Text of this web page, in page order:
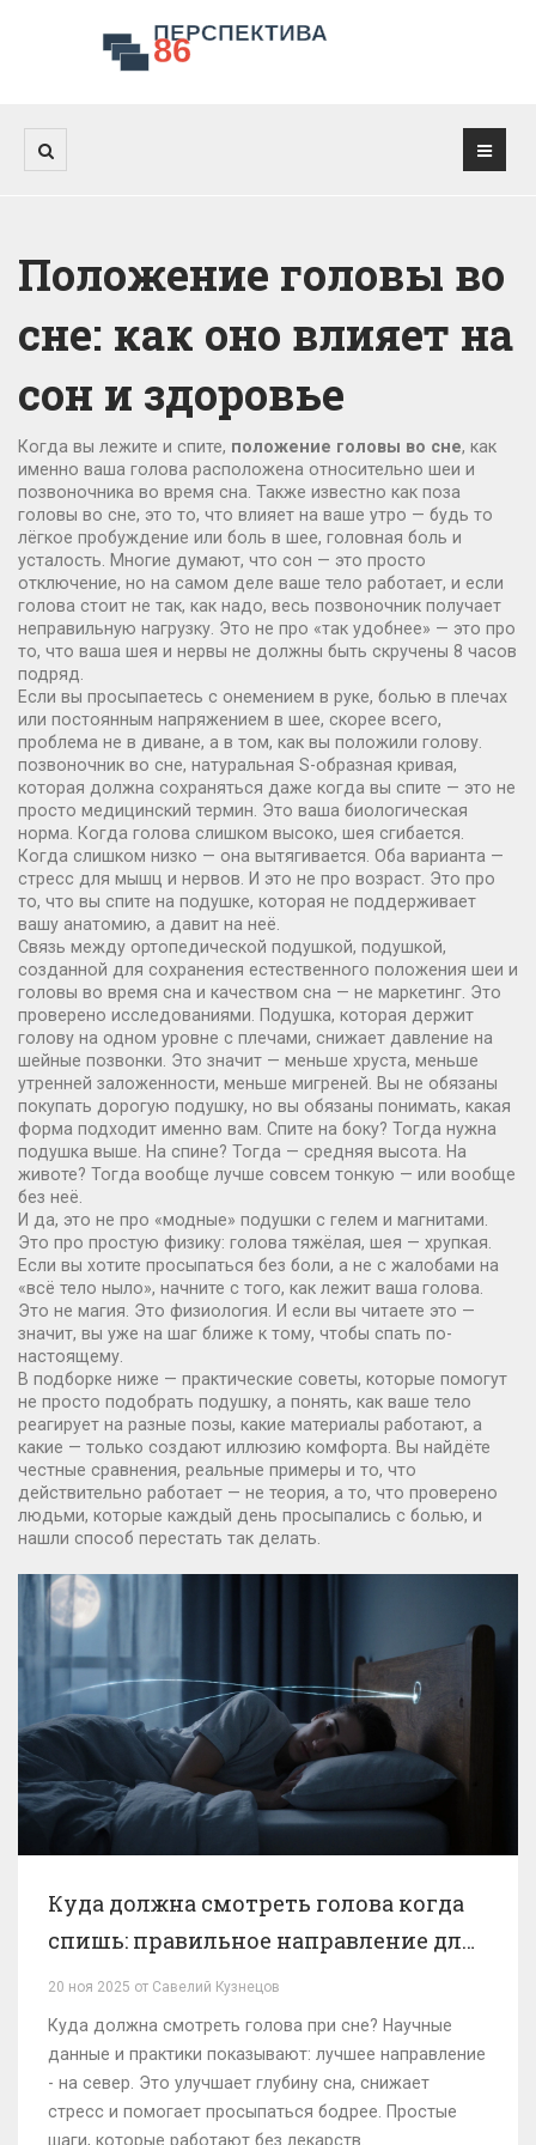
Положение головы во
сне: как оно влияет на
сон и здоровье
Когда вы лежите и спите, положение головы во сне, как
именно ваша голова расположена относительно шеи и
позвоночника во время сна . Также известно как поза
головы во сне, это то, что влияет на ваше утро — будь то
лёгкое пробуждение или боль в шее, головная боль и
усталость.
Многие думают, что сон — это просто
отключение, но на самом деле ваше тело работает, и если
голова стоит не так, как надо, весь позвоночник получает
неправильную нагрузку. Это не про «так удобнее» — это про
то, что ваша шея и нервы не должны быть скручены 8 часов
подряд.
Если вы просыпаетесь с онемением в руке, болью в плечах
или постоянным напряжением в шее, скорее всего,
проблема не в диване, а в том, как вы положили голову.
позвоночник во сне, натуральная S-образная кривая,
которая должна сохраняться даже когда вы спите — это не
просто медицинский термин. Это ваша биологическая
норма. Когда голова слишком высоко, шея сгибается.
Когда слишком низко — она вытягивается. Оба варианта —
стресс для мышц и нервов. И это не про возраст. Это про
то, что вы спите на подушке, которая не поддерживает
вашу анатомию, а давит на неё.
Связь между ортопедической подушкой, подушкой,
созданной для сохранения естественного положения шеи и
головы во время сна и качеством сна — не маркетинг. Это
проверено исследованиями. Подушка, которая держит
голову на одном уровне с плечами, снижает давление на
шейные позвонки. Это значит — меньше хруста, меньше
утренней заложенности, меньше мигреней. Вы не обязаны
покупать дорогую подушку, но вы обязаны понимать, какая
форма подходит именно вам. Спите на боку? Тогда нужна
подушка выше. На спине? Тогда — средняя высота. На
животе? Тогда вообще лучше совсем тонкую — или вообще
без неё.
И да, это не про «модные» подушки с гелем и магнитами.
Это про простую физику: голова тяжёлая, шея — хрупкая.
Если вы хотите просыпаться без боли, а не с жалобами на
«всё тело ныло», начните с того, как лежит ваша голова.
Это не магия. Это физиология. И если вы читаете это —
значит, вы уже на шаг ближе к тому, чтобы спать по-
настоящему.
В подборке ниже — практические советы, которые помогут
не просто подобрать подушку, а понять, как ваше тело
реагирует на разные позы, какие материалы работают, а
какие — только создают иллюзию комфорта. Вы найдёте
честные сравнения, реальные примеры и то, что
действительно работает — не теория, а то, что проверено
людьми, которые каждый день просыпались с болью, и
нашли способ перестать так делать.
Куда должна смотреть голова когда
спишь: правильное направление для
глубокого сна
20 ноя 2025 от Савелий Кузнецов
Куда должна смотреть голова при сне? Научные
данные и практики показывают: лучшее направление
- на север. Это улучшает глубину сна, снижает
стресс и помогает просыпаться бодрее. Простые
шаги, которые работают без лекарств.